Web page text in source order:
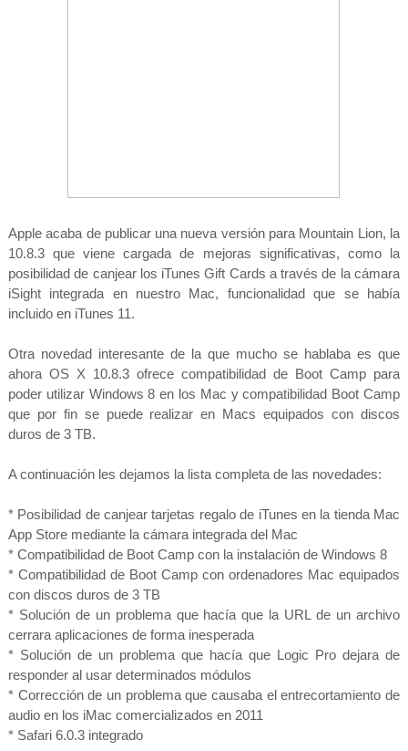
Apple acaba de publicar una nueva versión para Mountain Lion, la
10.8.3 que viene cargada de mejoras significativas, como la
posibilidad de canjear los iTunes Gift Cards a través de la cámara
iSight integrada en nuestro Mac, funcionalidad que se había
incluido en iTunes 11.
Otra novedad interesante de la que mucho se hablaba es que
ahora OS X 10.8.3 ofrece compatibilidad de Boot Camp para
poder utilizar Windows 8 en los Mac y compatibilidad Boot Camp
que por fin se puede realizar en Macs equipados con discos
duros de 3 TB.
A continuación les dejamos la lista completa de las novedades:
* Posibilidad de canjear tarjetas regalo de iTunes en la tienda Mac
App Store mediante la cámara integrada del Mac
* Compatibilidad de Boot Camp con la instalación de Windows 8
* Compatibilidad de Boot Camp con ordenadores Mac equipados
con discos duros de 3 TB
* Solución de un problema que hacía que la URL de un archivo
cerrara aplicaciones de forma inesperada
* Solución de un problema que hacía que Logic Pro dejara de
responder al usar determinados módulos
* Corrección de un problema que causaba el entrecortamiento de
audio en los iMac comercializados en 2011
* Safari 6.0.3 integrado